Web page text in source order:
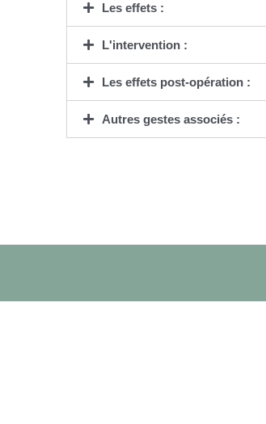
Les effets :
L'intervention :
Les effets post-opération :
Autres gestes associés :